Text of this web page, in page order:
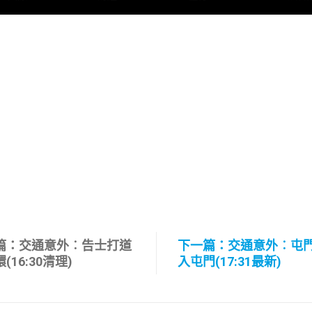
：交通意外︰告士打道
(16:30清理)
下一篇：交通意外︰屯
入屯門(17:31最新)